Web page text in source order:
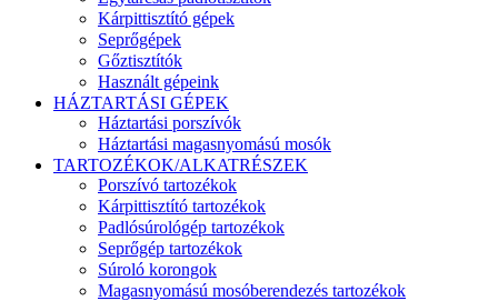
Kárpittisztító gépek
Seprőgépek
Gőztisztítók
Használt gépeink
HÁZTARTÁSI GÉPEK
Háztartási porszívók
Háztartási magasnyomású mosók
TARTOZÉKOK/ALKATRÉSZEK
Porszívó tartozékok
Kárpittisztító tartozékok
Padlósúrológép tartozékok
Seprőgép tartozékok
Súroló korongok
Magasnyomású mosóberendezés tartozékok